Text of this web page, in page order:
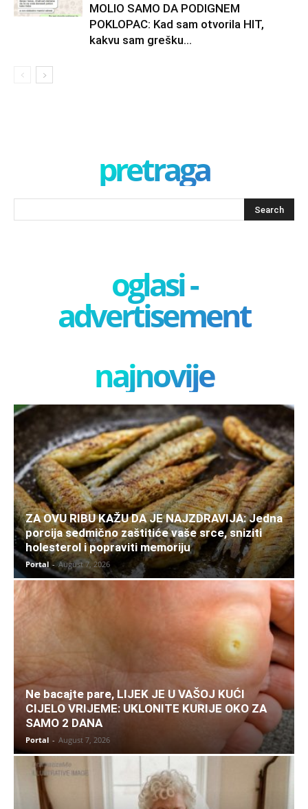
MOLIO SAMO DA PODIGNEM
POKLOPAC: Kad sam otvorila HIT,
kakvu sam grešku...
pretraga
oglasi -
advertisement
najnovije
ZA OVU RIBU KAŽU DA JE NAJZDRAVIJA: Jedna
porcija sedmično zaštitiće vaše srce, sniziti
holesterol i popraviti memoriju
Portal - August 7, 2026
Ne bacajte pare, LIJEK JE U VAŠOJ KUĆI
CIJELO VRIJEME: UKLONITE KURIJE OKO ZA
SAMO 2 DANA
Portal - August 7, 2026